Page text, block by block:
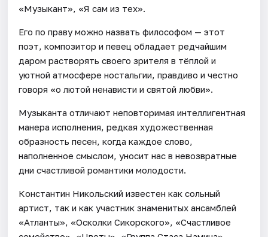
«Музыкант», «Я сам из тех».
Его по праву можно назвать философом — этот
поэт, композитор и певец обладает редчайшим
даром растворять своего зрителя в тёплой и
уютной атмосфере ностальгии, правдиво и честно
говоря «о лютой ненависти и святой любви».
Музыканта отличают неповторимая интеллигентная
манера исполнения, редкая художественная
образность песен, когда каждое слово,
наполненное смыслом, уносит нас в невозвратные
дни счастливой романтики молодости.
Константин Никольский известен как сольный
артист, так и как участник знаменитых ансамблей
«Атланты», «Осколки Сикорского», «Счастливое